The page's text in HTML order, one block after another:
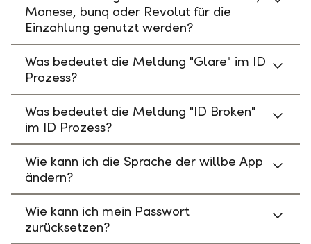
Monese, bunq oder Revolut für die
Einzahlung genutzt werden?
Was bedeutet die Meldung "Glare" im ID
Prozess?
Was bedeutet die Meldung "ID Broken"
im ID Prozess?
Wie kann ich die Sprache der willbe App
ändern?
Wie kann ich mein Passwort
zurücksetzen?